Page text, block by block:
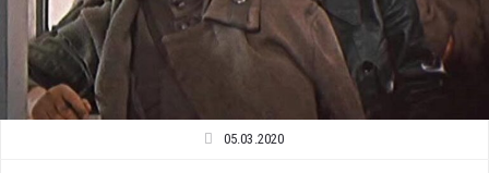
05.03.2020